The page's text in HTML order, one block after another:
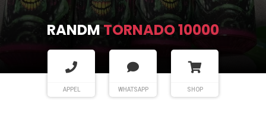
RANDMTORNADO 9000
APPEL WHATSAPP SHOP